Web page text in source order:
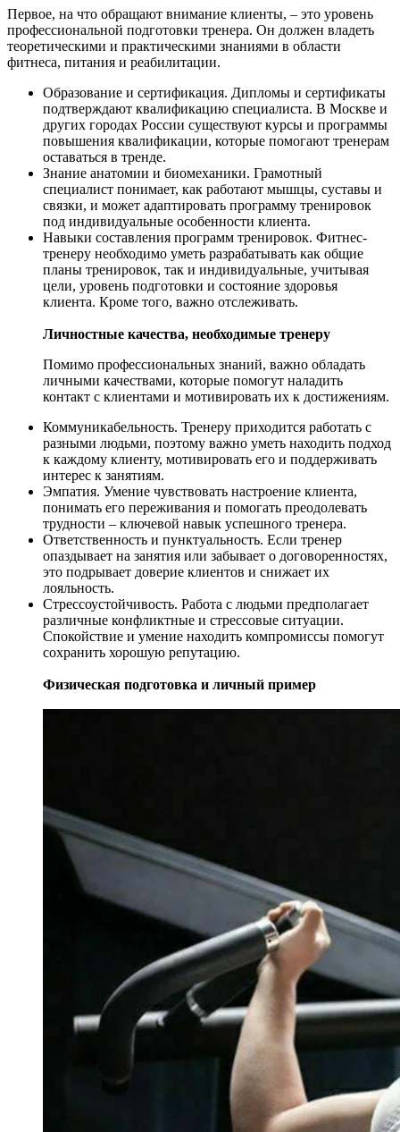
Первое, на что обращают внимание клиенты, – это уровень
профессиональной подготовки тренера. Он должен владеть
теоретическими и практическими знаниями в области
фитнеса, питания и реабилитации.
Образование и сертификация. Дипломы и сертификаты
подтверждают квалификацию специалиста. В Москве и
других городах России существуют курсы и программы
повышения квалификации, которые помогают тренерам
оставаться в тренде.
Знание анатомии и биомеханики. Грамотный
специалист понимает, как работают мышцы, суставы и
связки, и может адаптировать программу тренировок
под индивидуальные особенности клиента.
Навыки составления программ тренировок. Фитнес-
тренеру необходимо уметь разрабатывать как общие
планы тренировок, так и индивидуальные, учитывая
цели, уровень подготовки и состояние здоровья
клиента. Кроме того, важно отслеживать.
Личностные качества, необходимые тренеру
Помимо профессиональных знаний, важно обладать
личными качествами, которые помогут наладить
контакт с клиентами и мотивировать их к достижениям.
Коммуникабельность. Тренеру приходится работать с
разными людьми, поэтому важно уметь находить подход
к каждому клиенту, мотивировать его и поддерживать
интерес к занятиям.
Эмпатия. Умение чувствовать настроение клиента,
понимать его переживания и помогать преодолевать
трудности – ключевой навык успешного тренера.
Ответственность и пунктуальность. Если тренер
опаздывает на занятия или забывает о договоренностях,
это подрывает доверие клиентов и снижает их
лояльность.
Стрессоустойчивость. Работа с людьми предполагает
различные конфликтные и стрессовые ситуации.
Спокойствие и умение находить компромиссы помогут
сохранить хорошую репутацию.
Физическая подготовка и личный пример